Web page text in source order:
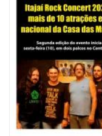
07/08/2026 | 07:00
Jordan Hang leva
Brusque
ITAPEMA